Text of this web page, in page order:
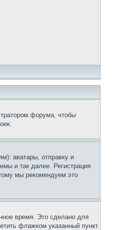
форума, чтобы
аватары, отправку и
и так далее. Регистрация
мы рекомендуем это
время. Это сделано для
флажком указанный пункт